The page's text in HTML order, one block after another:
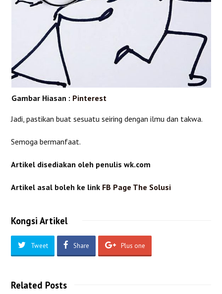
Gambar Hiasan : Pinterest
Jadi, pastikan buat sesuatu seiring dengan ilmu dan takwa.
Semoga bermanfaat.
Artikel disediakan oleh penulis wk.com
Artikel asal boleh ke link FB Page The Solusi
Kongsi Artikel
Tweet Share Plus one
Related Posts